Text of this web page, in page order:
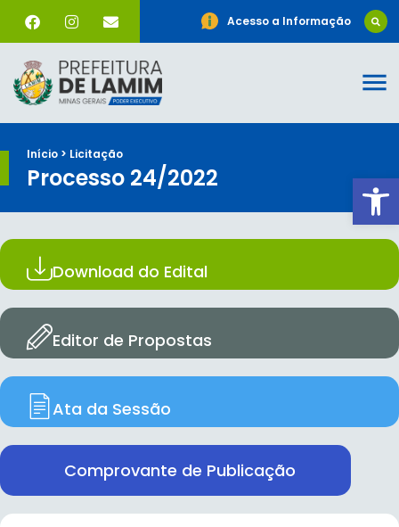
Acesso a Informação
Início > Licitação
Processo 24/2022
Download do Edital
Editor de Propostas
Ata da Sessão
Comprovante de Publicação